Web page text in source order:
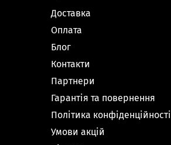
Доставка
Оплата
Блог
Контакти
Партнери
Гарантія та повернення
Політика конфіденційності
Умови акцій